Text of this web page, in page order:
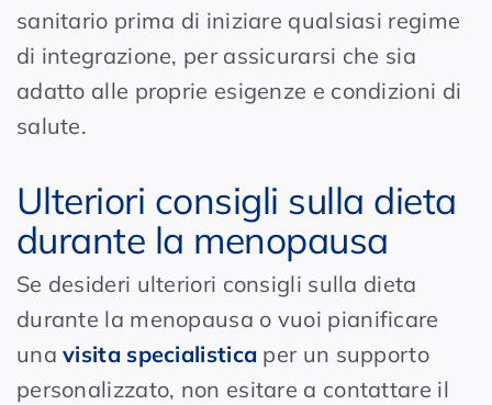
sanitario prima di iniziare qualsiasi regime
di integrazione, per assicurarsi che sia
adatto alle proprie esigenze e condizioni di
salute.
Ulteriori consigli sulla dieta
durante la menopausa
Se desideri ulteriori consigli sulla dieta
durante la menopausa o vuoi pianificare
unavisita specialistica per un supporto
personalizzato, non esitare a contattare il